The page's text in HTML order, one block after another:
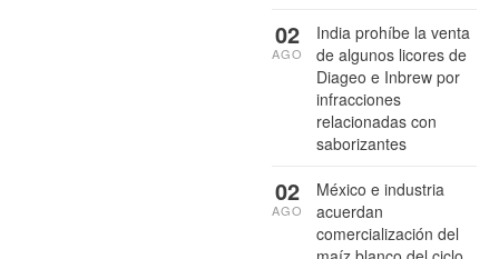
India prohíbe la venta
de algunos licores de
Diageo e Inbrew por
infracciones
relacionadas con
saborizantes
02
AGO
México e industria
acuerdan
comercialización del
02
AGO